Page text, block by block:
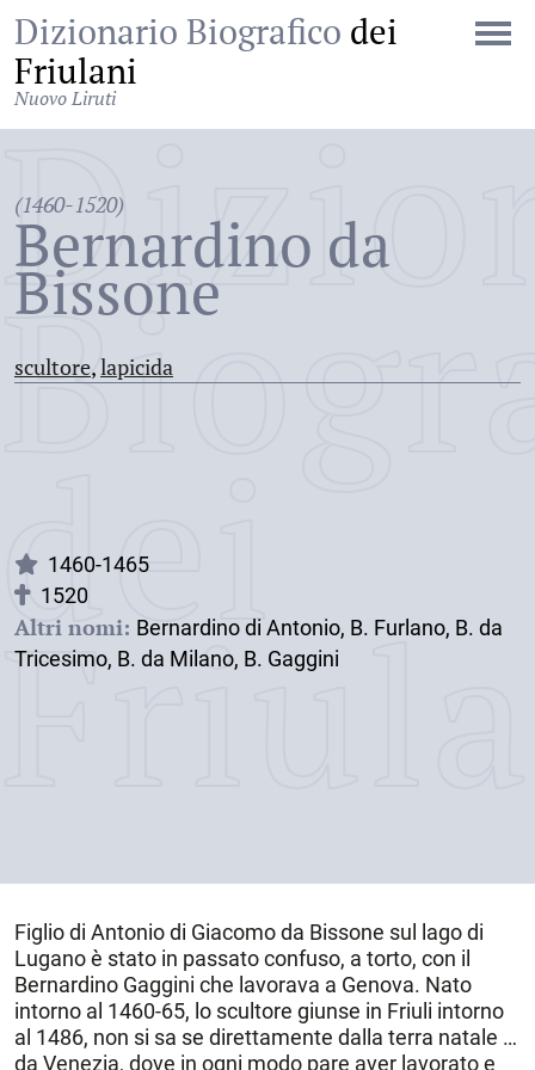
Dizionario Biografico dei
Friulani
Nuovo Liruti
(1460-1520)
Bernardino da
Bissone
scultore,lapicida
dei
1460-1465
1520
Altri nomi: Bernardino di Antonio, B. Furlano, B. da
Tricesimo, B. da Milano, B. Gaggini
Figlio di Antonio di Giacomo da Bissone sul lago di
Lugano è stato in passato confuso, a torto, con il
Bernardino Gaggini che lavorava a Genova. Nato
intorno al 1460-65, lo scultore giunse in Friuli intorno
al 1486, non si sa se direttamente dalla terra natale o
da Venezia, dove in ogni modo pare aver lavorato e